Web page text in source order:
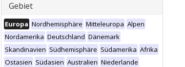
Gebiet
Europa Nordhemisphäre Mitteleuropa Alpen
Nordamerika Deutschland Dänemark
Skandinavien Südhemisphäre Südamerika Afrika
Ostasien Südasien Australien Niederlande